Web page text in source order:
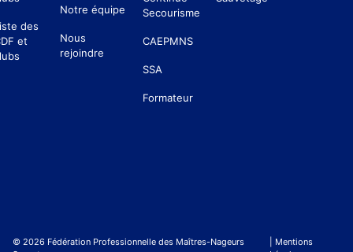
des
et
Notre équipe
Nous
rejoindre
Secourisme
CAEPMNS
SSA
Formateur
© 2026 Fédération Professionnelle des Maîtres-Nageurs
| Mentions